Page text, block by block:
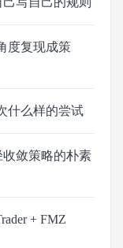
度复现成策
什么样的尝试
敛策略的朴素
+ FMZ